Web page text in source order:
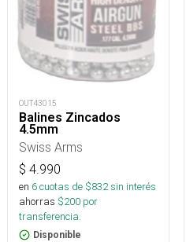
OUT43015
Balines Zincados
4.5mm
Swiss Arms
$ 4.990
en 6cuotas de $832sin interés
ahorras $200 por
transferencia.
Disponible